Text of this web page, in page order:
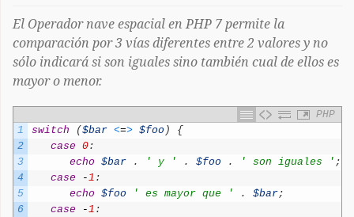
El Operador nave espacial en PHP 7 permite la
comparación por 3 vías diferentes entre 2 valores y no
sólo indicará si son iguales sino también cual de ellos es
mayor o menor.
PHP
1
2
3
4
5
6
switch ($bar <=> $foo )
{
case 0:
echo $bar . ' y ' . $foo . ' son iguales ' ;
case
-1 :
echo $foo ' es mayor que ' . $bar;
case
-1 :